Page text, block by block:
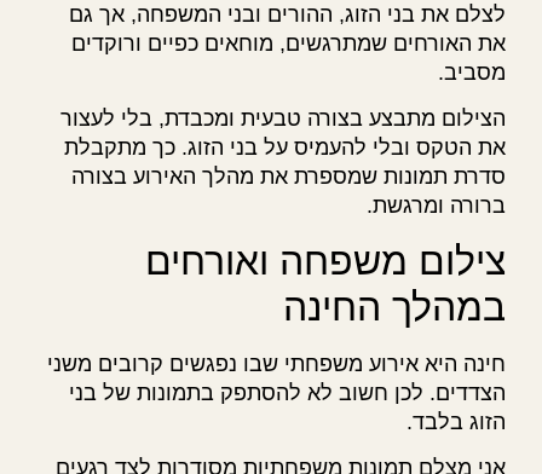
לצלם את בני הזוג, ההורים ובני המשפחה, אך גם
את האורחים שמתרגשים, מוחאים כפיים ורוקדים
מסביב.
הצילום מתבצע בצורה טבעית ומכבדת, בלי לעצור
את הטקס ובלי להעמיס על בני הזוג. כך מתקבלת
סדרת תמונות שמספרת את מהלך האירוע בצורה
ברורה ומרגשת.
צילום משפחה ואורחים
במהלך החינה
חינה היא אירוע משפחתי שבו נפגשים קרובים משני
הצדדים. לכן חשוב לא להסתפק בתמונות של בני
הזוג בלבד.
אני מצלם תמונות משפחתיות מסודרות לצד רגעים